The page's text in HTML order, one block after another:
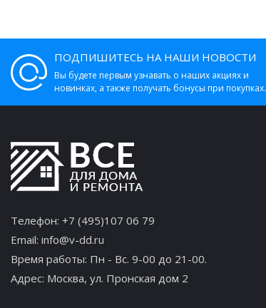
ПОДПИШИТЕСЬ НА НАШИ НОВОСТИ
Вы будете первым узнавать о наших акциях и
новинках, а также получать бонусы при покупках.
Телефон: +7 (495)107 06 79
Email: info@v-dd.ru
Время работы: Пн - Вс. 9-00 до 21-00.
Адрес: Москва, ул. Пронская дом 2